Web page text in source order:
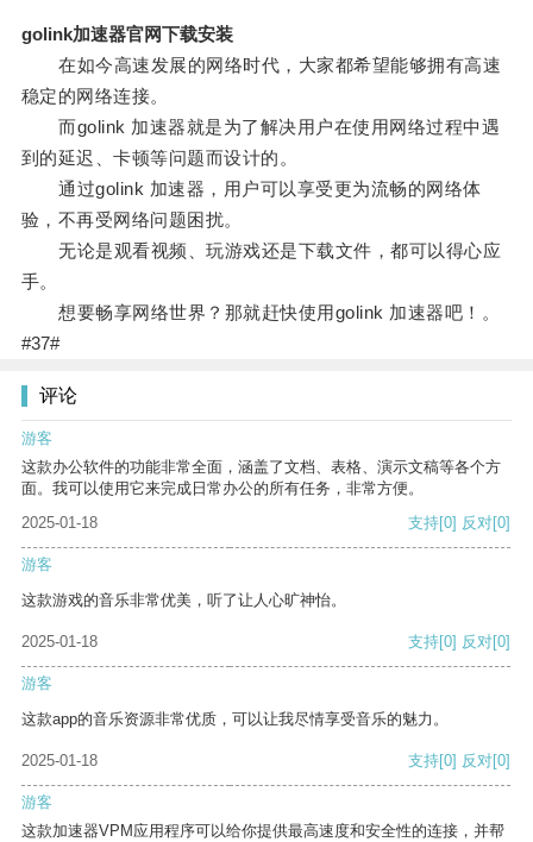
golink加速器官网下载安装
在如今高速发展的网络时代，大家都希望能够拥有高速
稳定的网络连接。
而golink 加速器就是为了解决用户在使用网络过程中遇
到的延迟、卡顿等问题而设计的。
通过golink 加速器，用户可以享受更为流畅的网络体
验，不再受网络问题困扰。
无论是观看视频、玩游戏还是下载文件，都可以得心应
手。
想要畅享网络世界？那就赶快使用golink 加速器吧！。
#37#
评论
游客
这款办公软件的功能非常全面，涵盖了文档、表格、演示文稿等各个方
面。我可以使用它来完成日常办公的所有任务，非常方便。
2025-01-18
支持[0] 反对[0]
游客
这款游戏的音乐非常优美，听了让人心旷神怡。
2025-01-18 支持[0] 反对[0]
游客
这款app的音乐资源非常优质，可以让我尽情享受音乐的魅力。
2025-01-18 支持[0] 反对[0]
游客
这款加速器VPM应用程序可以给你提供最高速度和安全性的连接，并帮